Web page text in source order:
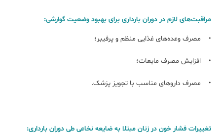
مراقبت‌های لازم در دوران بارداری برای بهبود وضعیت گوارشی:
• مصرف وعده‌های غذایی منظم و پر‌فیبر؛
• افزایش مصرف مایعات؛
• مصرف داروهای مناسب با تجویز پزشک.
تغییرات فشار خون در زنان مبتلا به ضایعه نخاعی طی دوران بارداری: